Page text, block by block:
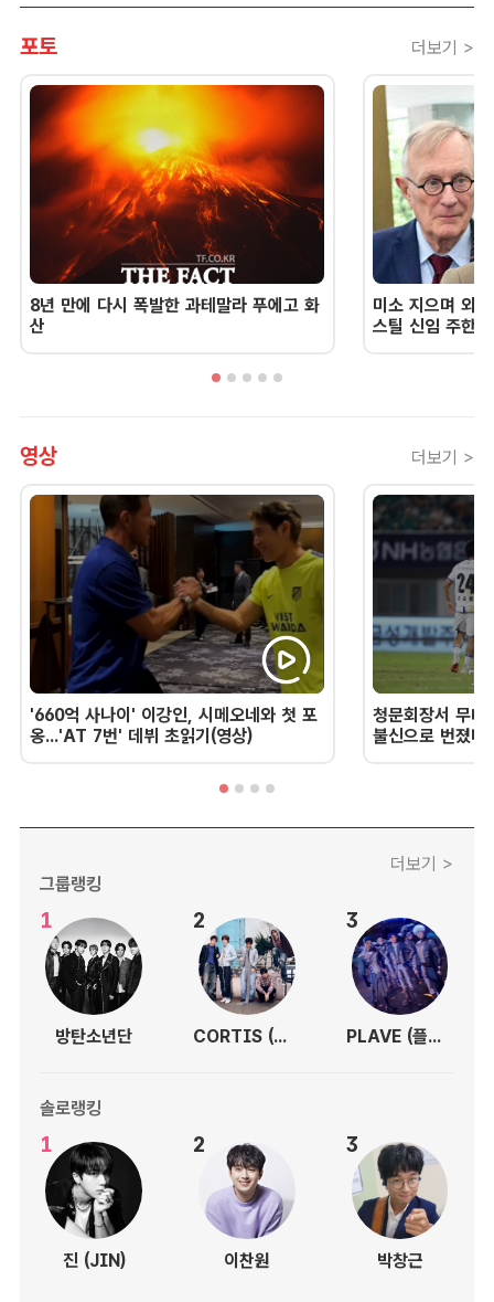
포토 더보기 >
8년 만에 다시 폭발한 과테말라 푸에고 화
산
미소 지으며 외
스틸 신임 주한
영상 더보기 >
'660억 사나이' 이강인, 시메오네와 첫 포
옹...'AT 7번' 데뷔 초읽기(영상)
청문회장서 무너
불신으로 번졌
더보기 >
그룹랭킹
1
방탄소년단
2
CORTIS (코르티스)
3
PLAVE (플레이브)
솔로랭킹
1
진 (JIN)
2
이찬원
3
박창근